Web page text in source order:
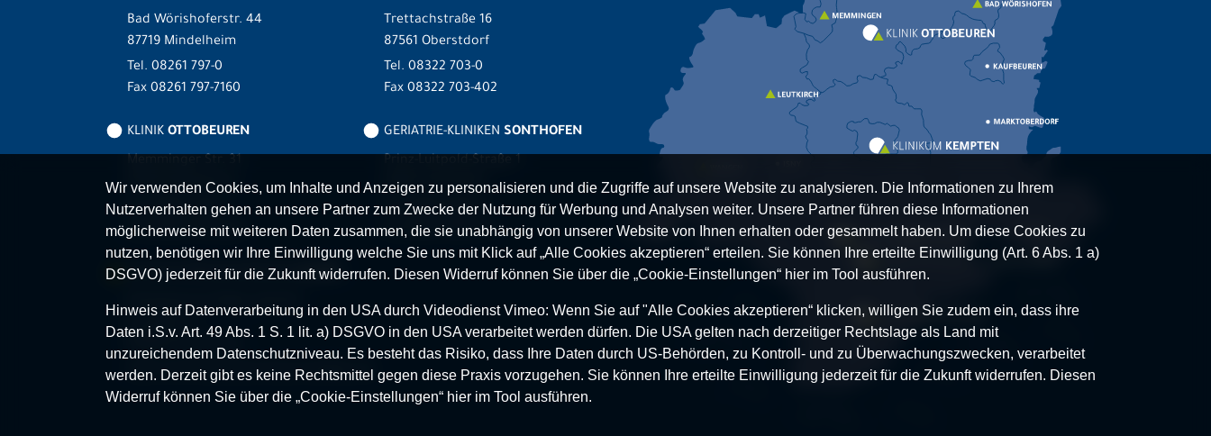
Bad Wörishoferstr. 44
87719 Mindelheim
Tel. 08261 797-0
Fax 08261 797-7160
KLINIK OTTOBEUREN
87724 Ottobeuren
Tel.08332 792-0
Fax 08332 792-5416
Trettachstraße 16
87561 Oberstdorf
Tel. 08322 703-0
Fax 08322 703-402
GERIATRIE-KLINIKEN SONTHOFEN
87527 Sonthofen
Tel.08321 804-0
Fax 08321 804-119
MVZ-FACHPRAXENVERBUNDALLGÄU
Klinikverbund Allgäu gGmbH
Im Stillen 2
87509 Immenstadt
www.mvz-fachpraxenverbund-allgaeu.de
Wir verwenden Cookies, um Inhalte und Anzeigen zu personalisieren und die Zugriffe auf unsere Website zu analysieren. Die Informationen zu Ihrem
Nutzerverhalten gehen an unsere Partner zum Zwecke der Nutzung für Werbung und Analysen weiter. Unsere Partner führen diese Informationen
möglicherweise mit weiteren Daten zusammen, die sie unabhängig von unserer Website von Ihnen erhalten oder gesammelt haben. Um diese Cookies zu
nutzen, benötigen wir Ihre Einwilligung welche Sie uns mit Klick auf „Alle Cookies akzeptieren“ erteilen. Sie können Ihre erteilte Einwilligung (Art. 6 Abs. 1 a)
DSGVO) jederzeit für die Zukunft widerrufen. Diesen Widerruf können Sie über die „Cookie-Einstellungen“ hier im Tool ausführen.
Hinweis auf Datenverarbeitung in den USA durch Videodienst Vimeo: Wenn Sie auf "Alle Cookies akzeptieren“ klicken, willigen Sie zudem ein, dass ihre
Daten i.S.v. Art. 49 Abs. 1 S. 1 lit. a) DSGVO in den USA verarbeitet werden dürfen. Die USA gelten nach derzeitiger Rechtslage als Land mit
unzureichendem Datenschutzniveau. Es besteht das Risiko, dass Ihre Daten durch US-Behörden, zu Kontroll- und zu Überwachungszwecken, verarbeitet
werden. Derzeit gibt es keine Rechtsmittel gegen diese Praxis vorzugehen. Sie können Ihre erteilte Einwilligung jederzeit für die Zukunft widerrufen. Diesen
Widerruf können Sie über die „Cookie-Einstellungen“ hier im Tool ausführen.